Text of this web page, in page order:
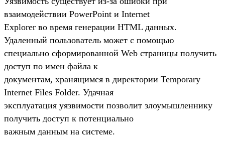
взаимодействии PowerPoint и Internet
Explorer во время генерации HTML данных.
Удаленный пользователь может с помощью
специально сформированной Web страницы получить
доступ по имен файла к
документам, хранящимся в директории Temporary
Internet Files Folder. Удачная
эксплуатация уязвимости позволит злоумышленнику
получить доступ к потенциально
важным данным на системе.